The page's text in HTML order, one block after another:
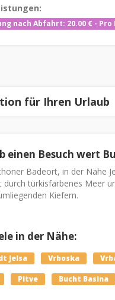
nach Abfahrt: 20.00 € -
für Ihren Urlaub
einen Besuch wert
Badeort, in der Nähe
durch türkisfarbenes Meer
Kiefern.
in der Nähe:
Jelsa Vrboska
Pitve Bucht Basina